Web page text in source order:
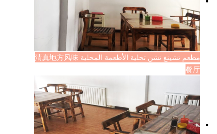
مطعم تشينغ تشن تحلية الأطعمة المحلية 清真地方风味
餐厅